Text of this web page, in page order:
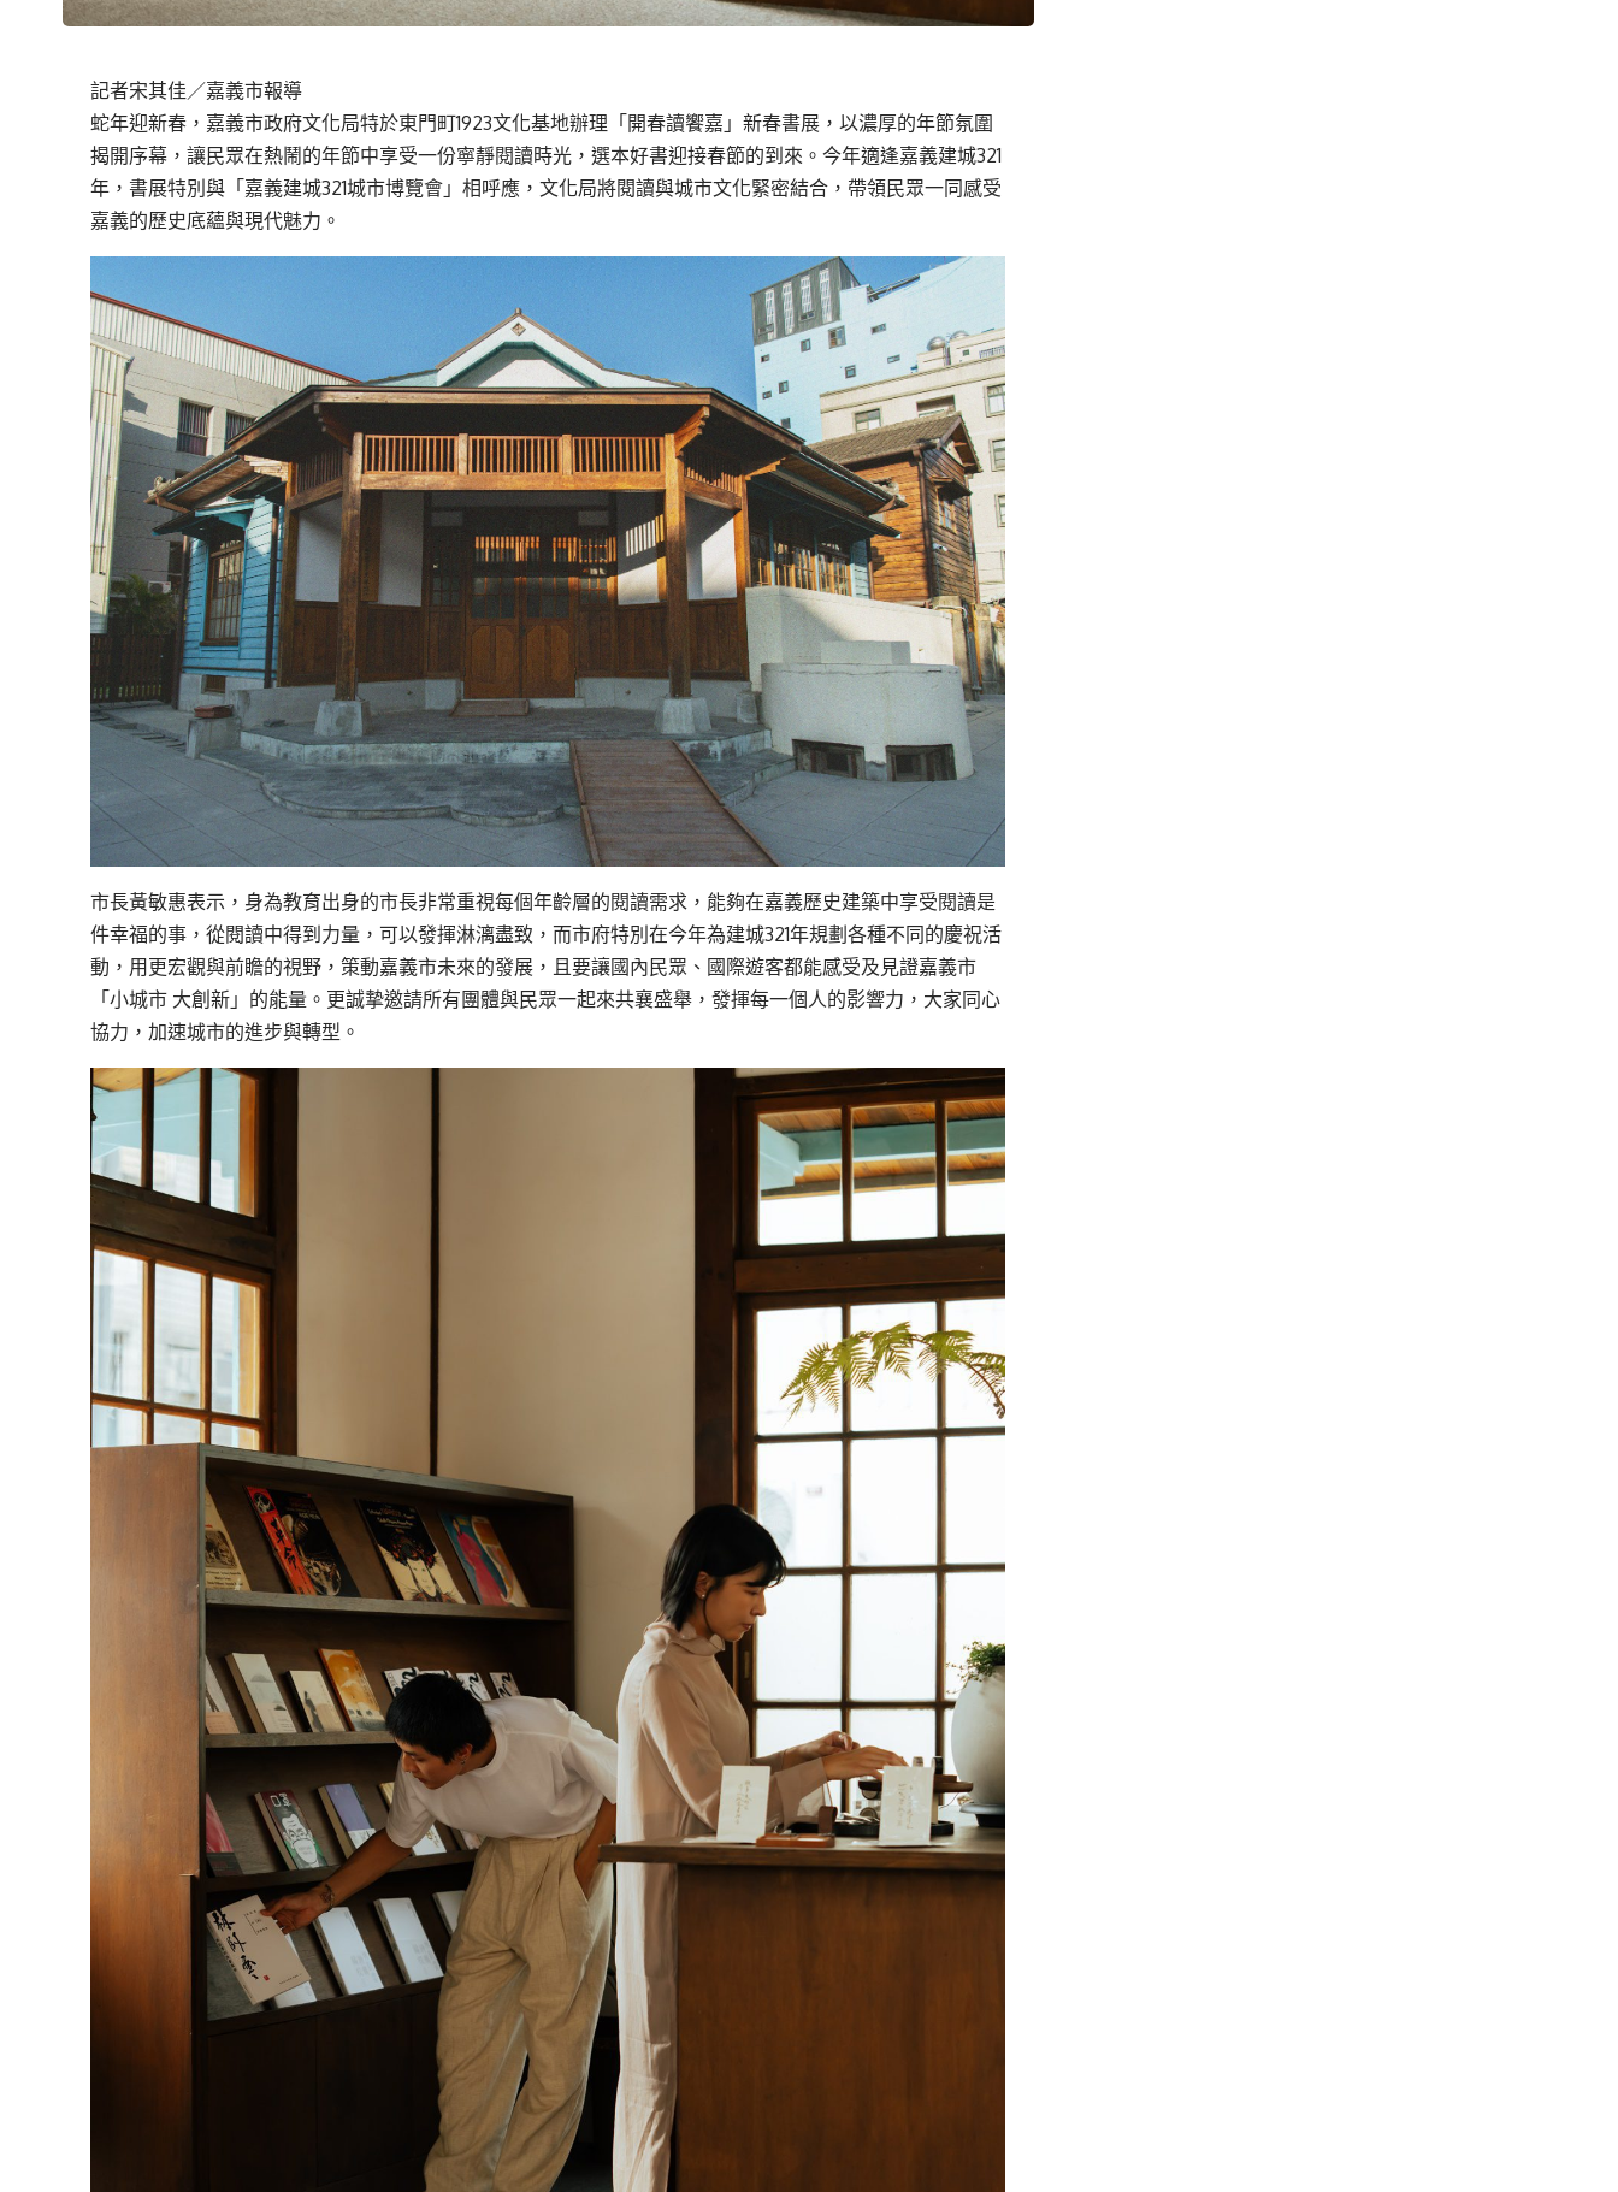
記者宋其佳／嘉義市報導
蛇年迎新春，嘉義市政府文化局特於東門町1923文化基地辦理「開春讀饗嘉」新春書展，以濃厚的年節氛圍
揭開序幕，讓民眾在熱鬧的年節中享受一份寧靜閱讀時光，選本好書迎接春節的到來。今年適逢嘉義建城321
年，書展特別與「嘉義建城321城市博覽會」相呼應，文化局將閱讀與城市文化緊密結合，帶領民眾一同感受
嘉義的歷史底蘊與現代魅力。
市長黃敏惠表示，身為教育出身的市長非常重視每個年齡層的閱讀需求，能夠在嘉義歷史建築中享受閱讀是
件幸福的事，從閱讀中得到力量，可以發揮淋漓盡致，而市府特別在今年為建城321年規劃各種不同的慶祝活
動，用更宏觀與前瞻的視野，策動嘉義市未來的發展，且要讓國內民眾、國際遊客都能感受及見證嘉義市
「小城市 大創新」的能量。更誠摯邀請所有團體與民眾一起來共襄盛舉，發揮每一個人的影響力，大家同心
協力，加速城市的進步與轉型。